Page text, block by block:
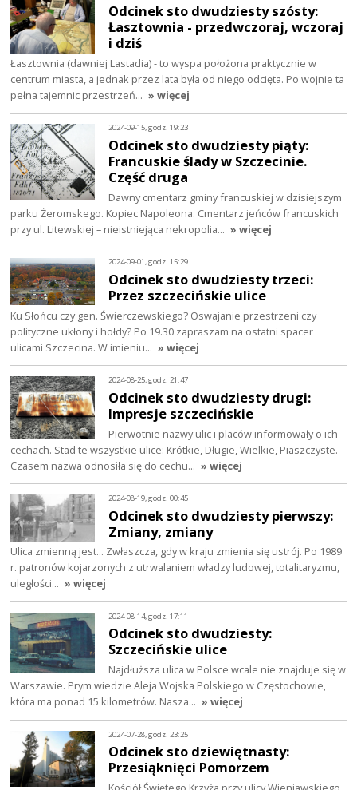
Odcinek sto dwudziesty szósty:
Łasztownia - przedwczoraj, wczoraj
i dziś
Łasztownia (dawniej Lastadia) - to wyspa położona praktycznie w
centrum miasta, a jednak przez lata była od niego odcięta. Po wojnie ta
pełna tajemnic przestrzeń… » więcej
2024-09-15, godz. 19:23
Odcinek sto dwudziesty piąty:
Francuskie ślady w Szczecinie.
Część druga
Dawny cmentarz gminy francuskiej w dzisiejszym
parku Żeromskego. Kopiec Napoleona. Cmentarz jeńców francuskich
przy ul. Litewskiej – nieistniejąca nekropolia… » więcej
2024-09-01, godz. 15:29
Odcinek sto dwudziesty trzeci:
Przez szczecińskie ulice
Ku Słońcu czy gen. Świerczewskiego? Oswajanie przestrzeni czy
polityczne ukłony i hołdy? Po 19.30 zapraszam na ostatni spacer
ulicami Szczecina. W imieniu… » więcej
2024-08-25, godz. 21:47
Odcinek sto dwudziesty drugi:
Impresje szczecińskie
Pierwotnie nazwy ulic i placów informowały o ich
cechach. Stad te wszystkie ulice: Krótkie, Długie, Wielkie, Piaszczyste.
Czasem nazwa odnosiła się do cechu… » więcej
2024-08-19, godz. 00:45
Odcinek sto dwudziesty pierwszy:
Zmiany, zmiany
Ulica zmienną jest… Zwłaszcza, gdy w kraju zmienia się ustrój. Po 1989
r. patronów kojarzonych z utrwalaniem władzy ludowej, totalitaryzmu,
uległości… » więcej
2024-08-14, godz. 17:11
Odcinek sto dwudziesty:
Szczecińskie ulice
Najdłuższa ulica w Polsce wcale nie znajduje się w
Warszawie. Prym wiedzie Aleja Wojska Polskiego w Częstochowie,
która ma ponad 15 kilometrów. Nasza… » więcej
2024-07-28, godz. 23:25
Odcinek sto dziewiętnasty:
Przesiąknięci Pomorzem